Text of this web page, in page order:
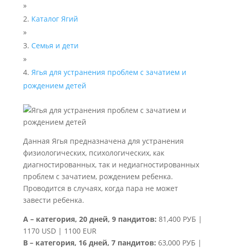
»
Каталог Ягий
»
Семья и дети
»
Ягья для устранения проблем с зачатием и
рождением детей
Данная Ягья предназначена для устранения
физиологических, психологических, как
диагностированных, так и недиагностированных
проблем с зачатием, рождением ребенка.
Проводится в случаях, когда пара не может
завести ребенка.
A – категория, 20 дней, 9 пандитов: 81,400 РУБ |
1170 USD | 1100 EUR
B – категория, 16 дней, 7 пандитов: 63,000 РУБ |